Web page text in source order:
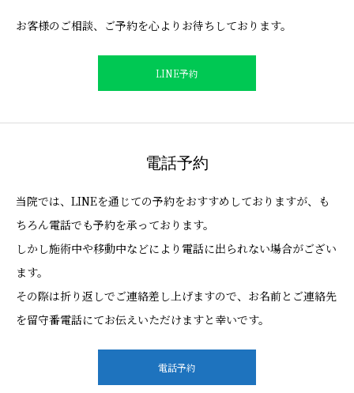
お客様のご相談、ご予約を心よりお待ちしております。
LINE予約
電話予約
当院では、LINEを通じての予約をおすすめしておりますが、も
ちろん電話でも予約を承っております。
しかし施術中や移動中などにより電話に出られない場合がござい
ます。
その際は折り返しでご連絡差し上げますので、お名前とご連絡先
を留守番電話にてお伝えいただけますと幸いです。
電話予約